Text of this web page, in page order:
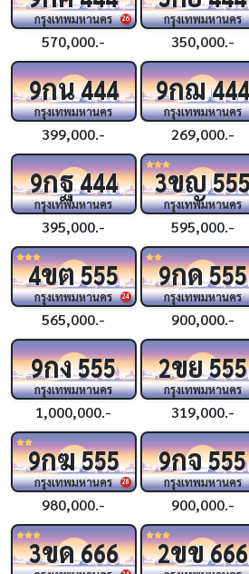
26
กรุงเทพมหานคร
570,000.-
กรุงเทพมหานคร
350,000.-
9กน444
กรุงเทพมหานคร
399,000.-
9กฌ444
กรุงเทพมหานคร
269,000.-
9กฐ444
กรุงเทพมหานคร
395,000.-
3ขญ
กรุงเทพมหานคร
595,000.-
24
4ขต555
กรุงเทพมหานคร
565,000.-
9กด555
กรุงเทพมหานคร
900,000.-
9กง555
กรุงเทพมหานคร
1,000,000.-
2ขย555
กรุงเทพมหานคร
319,000.-
28
9กฆ555
กรุงเทพมหานคร
980,000.-
9กจ555
กรุงเทพมหานคร
900,000.-
3ขด666 2ขข666